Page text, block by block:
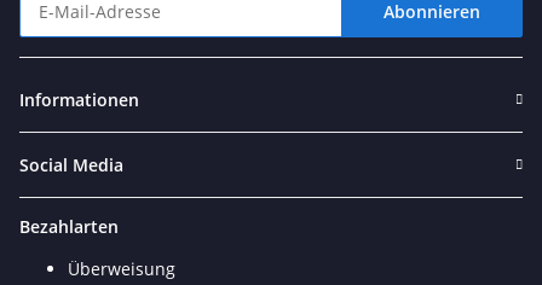
Abonnieren
Informationen
Social Media
Bezahlarten
Überweisung